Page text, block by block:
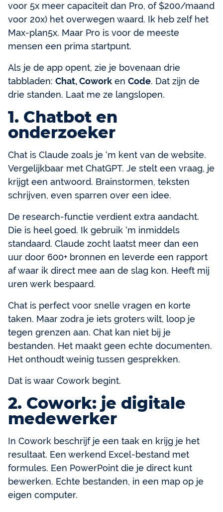
voor 5x meer capaciteit dan Pro, of $200/maand
voor 20x) het overwegen waard. Ik heb zelf het
Max-plan5x. Maar Pro is voor de meeste
mensen een prima startpunt.
Als je de app opent, zie je bovenaan drie
tabbladen: Chat, Cowork en Code. Dat zijn de
drie standen. Laat me ze langslopen.
1. Chatbot en
onderzoeker
Chat is Claude zoals je ‘m kent van de website.
Vergelijkbaar met ChatGPT. Je stelt een vraag, je
krijgt een antwoord. Brainstormen, teksten
schrijven, even sparren over een idee.
De research-functie verdient extra aandacht.
Die is heel goed. Ik gebruik ‘m inmiddels
standaard. Claude zocht laatst meer dan een
uur door 600+ bronnen en leverde een rapport
af waar ik direct mee aan de slag kon. Heeft mij
uren werk bespaard.
Chat is perfect voor snelle vragen en korte
taken. Maar zodra je iets groters wilt, loop je
tegen grenzen aan. Chat kan niet bij je
bestanden. Het maakt geen echte documenten.
Het onthoudt weinig tussen gesprekken.
Dat is waar Cowork begint.
2. Cowork: je digitale
medewerker
In Cowork beschrijf je een taak en krijg je het
resultaat. Een werkend Excel-bestand met
formules. Een PowerPoint die je direct kunt
bewerken. Echte bestanden, in een map op je
eigen computer.